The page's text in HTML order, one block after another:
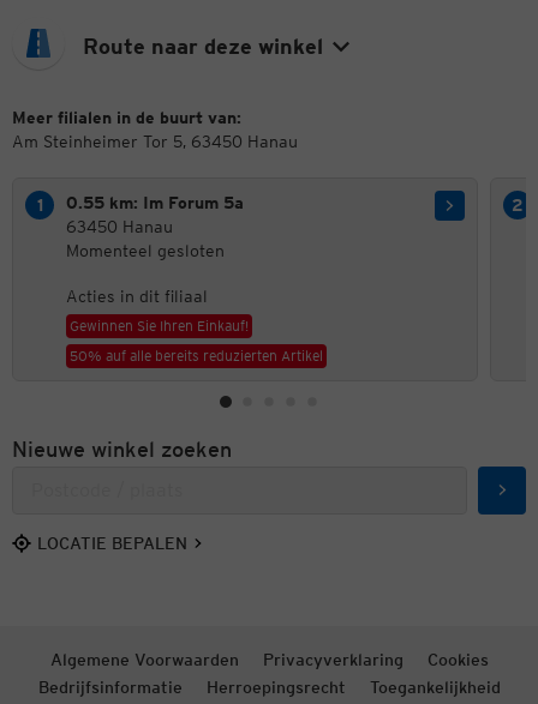
Route naar deze winkel
Meer filialen in de buurt van:
Am Steinheimer Tor 5, 63450 Hanau
0.55 km: Im Forum 5a
63450 Hanau
Momenteel gesloten
Acties in dit filiaal
Gewinnen Sie Ihren Einkauf!
50% auf alle bereits reduzierten Artikel
Nieuwe winkel zoeken
LOCATIE BEPALEN
Algemene Voorwaarden Privacyverklaring
Cookies
Bedrijfsinformatie
Herroepingsrecht Toegankelijkheid